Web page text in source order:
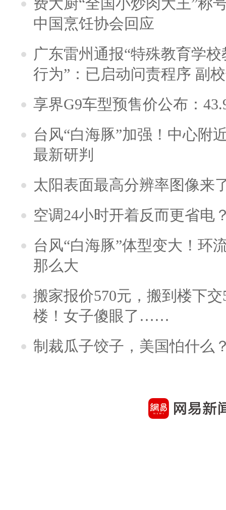
中国烹饪协会回应
广东雷州通报“特殊教育学
行为”：已启动问责程序 副
享界G9车型预售价公布：
台风“白海豚”加强！中心附
最新研判
太阳表面最高分辨率图像来
空调24小时开着反而更省电
台风“白海豚”体型变大！环
那么大
搬家报价570元，搬到楼下
楼！女子傻眼了……
制裁瓜子饺子，美国怕什么